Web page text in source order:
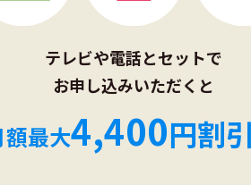
テレビや電話とセットで
お申し込みいただくと
最大4,400円割